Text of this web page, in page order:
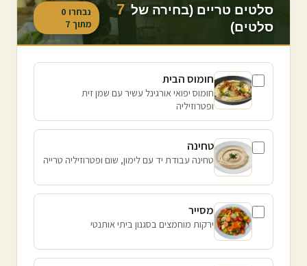
סלטים טריים (בחירה של 7
סלטים)
נבחרו 0
מתוך 7
חומוס הבית
חומוס יפואי אורגינל עשיר עם שמן זית
ופטרוזיליה
טחינה
טחינה עבודת יד עם לימון, שום ופטרוזיליה טרייה
מסייר
ירקות מוחמצים בסגנון ביתי אותנטי